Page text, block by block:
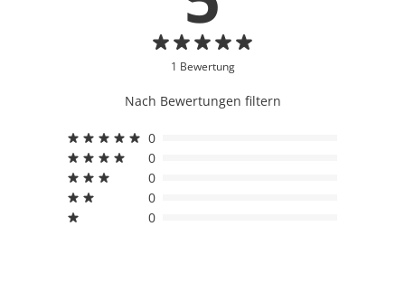
1 Bewertung
Nach Bewertungen filtern
0
0
0
0
0